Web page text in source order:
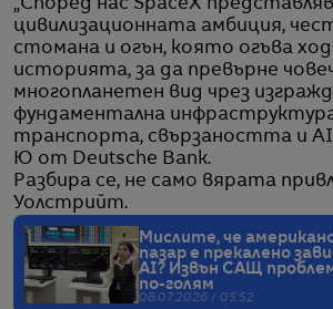
„Според нас SpaceX
цивилизационната амбиция,
стомана и огън, която огъва
историята, за да превърне
многопланетен вид чрез
фундаментална
транспорта, свързаността и
Ю от Deutsche Bank.
Разбира се, не само вярата
Уолстрийт.
Мислите, че
пазар е прекалено
AI? Извън САЩ
по-голям
08.07.2026 / 05:52